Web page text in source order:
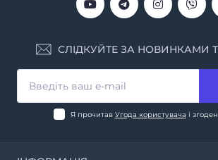
СЛІДКУЙТЕ ЗА НОВИНКАМИ
Я прочитав Угода користувача і